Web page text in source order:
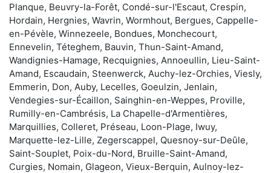
Planque, Beuvry-la-Forêt, Condé-sur-l'Escaut, Crespin,
Hordain, Hergnies, Wavrin, Wormhout, Bergues, Cappelle-
en-Pévèle, Winnezeele, Bondues, Monchecourt,
Ennevelin, Téteghem, Bauvin, Thun-Saint-Amand,
Wandignies-Hamage, Recquignies, Annoeullin, Lieu-Saint-
Amand, Escaudain, Steenwerck, Auchy-lez-Orchies, Viesly,
Emmerin, Don, Auby, Lecelles, Goeulzin, Jenlain,
Vendegies-sur-Écaillon, Sainghin-en-Weppes, Proville,
Rumilly-en-Cambrésis, La Chapelle-d'Armentières,
Marquillies, Colleret, Préseau, Loon-Plage, Iwuy,
Marquette-lez-Lille, Zegerscappel, Quesnoy-sur-Deûle,
Saint-Souplet, Poix-du-Nord, Bruille-Saint-Amand,
Curgies, Nomain, Glageon, Vieux-Berquin, Aulnoy-lez-